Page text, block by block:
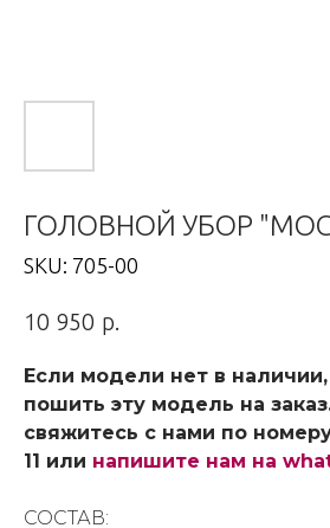
ГОЛОВНОЙ УБОР
SKU: 705-00
10 950 р.
Если модели нет в
пошить эту модель на
свяжитесь с нами по
11 или напишите нам на
СОСТАВ: